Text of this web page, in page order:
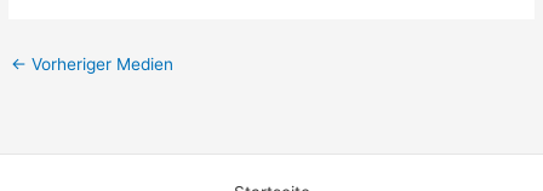
← Vorheriger Medien